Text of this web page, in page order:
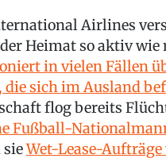
Airlines
Heimat so aktiv
in vielen Fällen
die sich im Ausland
flog bereits
Fußball-
sieWet-Lease-